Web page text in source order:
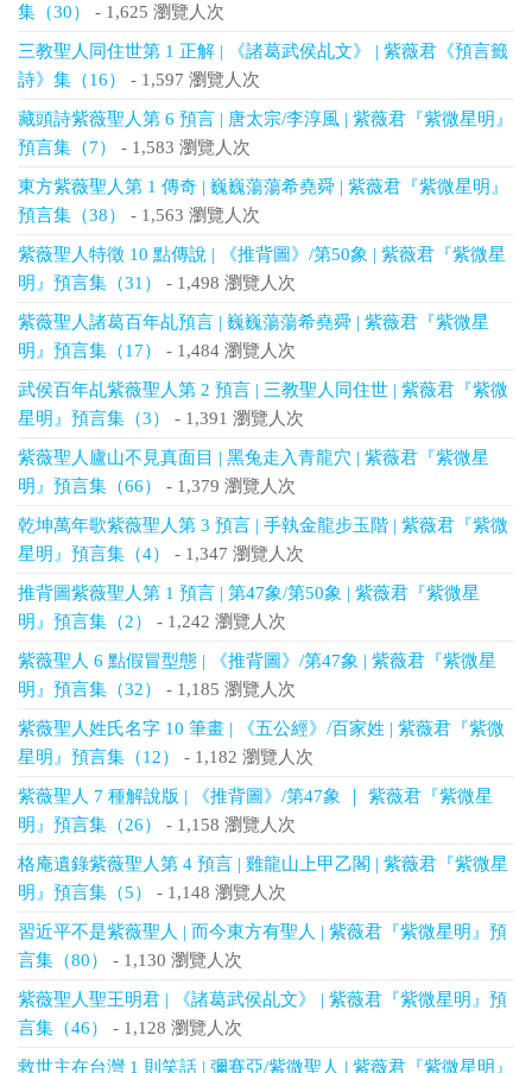
集（30）
- 1,625 瀏覽人次
三教聖人同住世第 1 正解 | 《諸葛武侯乩文》 | 紫薇君《預言籤
詩》集（16）
- 1,597 瀏覽人次
藏頭詩紫薇聖人第 6 預言 | 唐太宗/李淳風 | 紫薇君『紫微星明』
預言集（7）
- 1,583 瀏覽人次
東方紫薇聖人第 1 傳奇 | 巍巍蕩蕩希堯舜 | 紫薇君『紫微星明』
預言集（38）
- 1,563 瀏覽人次
紫薇聖人特徵 10 點傳說 | 《推背圖》/第50象 | 紫薇君『紫微星
明』預言集（31）
- 1,498 瀏覽人次
紫薇聖人諸葛百年乩預言 | 巍巍蕩蕩希堯舜 | 紫薇君『紫微星
明』預言集（17）
- 1,484 瀏覽人次
武侯百年乩紫薇聖人第 2 預言 | 三教聖人同住世 | 紫薇君『紫微
星明』預言集（3）
- 1,391 瀏覽人次
紫薇聖人廬山不見真面目 | 黑兔走入青龍穴 | 紫薇君『紫微星
明』預言集（66）
- 1,379 瀏覽人次
乾坤萬年歌紫薇聖人第 3 預言 | 手執金龍步玉階 | 紫薇君『紫微
星明』預言集（4）
- 1,347 瀏覽人次
推背圖紫薇聖人第 1 預言 | 第47象/第50象 | 紫薇君『紫微星
明』預言集（2）
- 1,242 瀏覽人次
紫薇聖人 6 點假冒型態 | 《推背圖》/第47象 | 紫薇君『紫微星
明』預言集（32）
- 1,185 瀏覽人次
紫薇聖人姓氏名字 10 筆畫 | 《五公經》/百家姓 | 紫薇君『紫微
星明』預言集（12）
- 1,182 瀏覽人次
紫薇聖人 7 種解說版 | 《推背圖》/第47象 ｜ 紫薇君『紫微星
明』預言集（26）
- 1,158 瀏覽人次
格庵遺錄紫薇聖人第 4 預言 | 雞龍山上甲乙閣 | 紫薇君『紫微星
明』預言集（5）
- 1,148 瀏覽人次
習近平不是紫薇聖人 | 而今東方有聖人 | 紫薇君『紫微星明』預
言集（80）
- 1,130 瀏覽人次
紫薇聖人聖王明君 | 《諸葛武侯乩文》 | 紫薇君『紫微星明』預
言集（46）
- 1,128 瀏覽人次
救世主在台灣 1 則笑話 | 彌賽亞/紫微聖人 | 紫薇君『紫微星明』